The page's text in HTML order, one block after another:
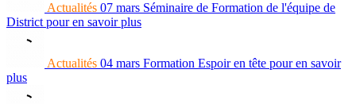
Actualités 07 mars Séminaire de Formation de l'équipe de
District pour en savoir plus
Actualités 04 mars Formation Espoir en tête pour en savoir
plus